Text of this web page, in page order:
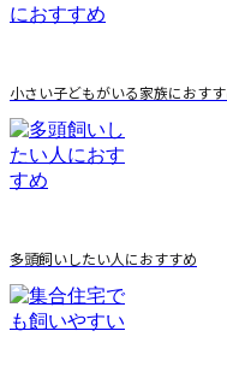
小さい子どもがいる家族におす
多頭飼いしたい人におすすめ